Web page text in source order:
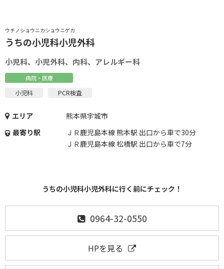
ウチノショウニカショウニゲカ
うちの小児科小児外科
小児科、小児外科、内科、アレルギー科
病院・医療
小児科 PCR検査
エリア
熊本県宇城市
最寄り駅
ＪＲ鹿児島本線 熊本駅 出口から車で30分
ＪＲ鹿児島本線 松橋駅 出口から車で7分
うちの小児科小児外科に行く前にチェック！
0964-32-0550
HPを見る